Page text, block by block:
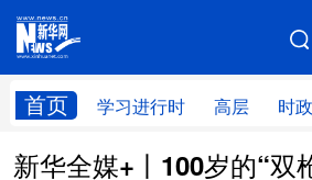
首页 学习进行时 高层 时政
网站地图
学习进行时 高层 时
新华全媒+丨100岁的“双